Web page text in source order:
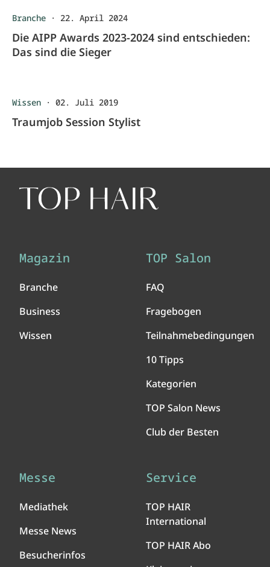
Branche · 22. April 2024
Die AIPP Awards 2023-2024 sind entschieden:
Das sind die Sieger
Wissen · 02. Juli 2019
Traumjob Session Stylist
Magazin
Branche
Business
Wissen
TOP Salon
FAQ
Fragebogen
Teilnahmebedingungen
10 Tipps
Kategorien
TOP Salon News
Club der Besten
Messe
Mediathek
Messe News
Besucherinfos
Service
TOP HAIR
International
TOP HAIR Abo